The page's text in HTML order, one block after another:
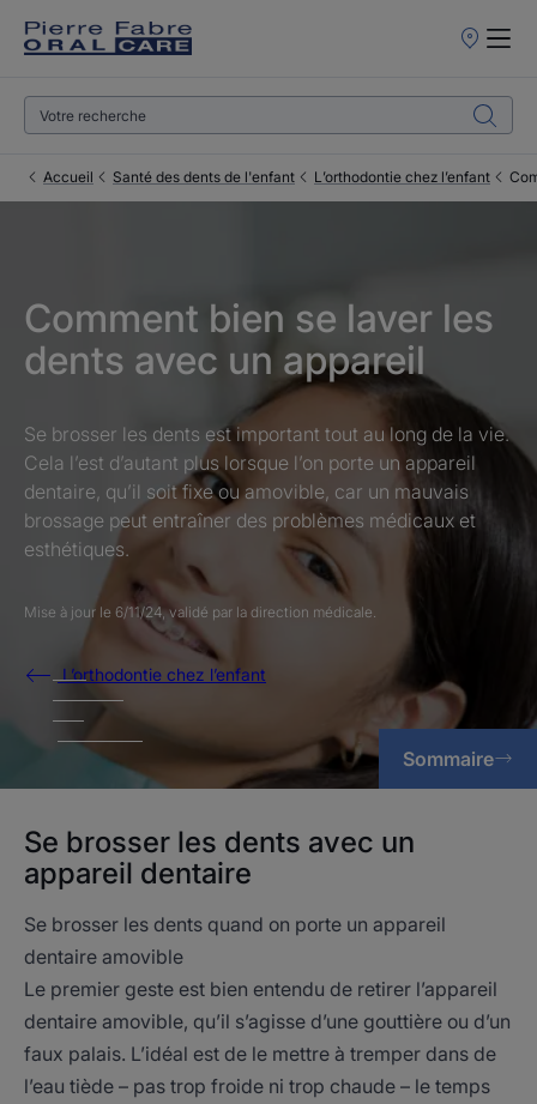
Points
Accueil Santé des dents de l'enfant L’orthodontie chez l’enfant
Comment bien se laver les
dents avec un appareil
Se brosser les dents est important tout au long de la vie.
Cela l’est d’autant plus lorsque l’on porte un appareil
dentaire, qu’il soit fixe ou amovible, car un mauvais
brossage peut entraîner des problèmes médicaux et
esthétiques.
Mise à jour le 6/11/24, validé par la direction médicale.
L’orthodontie chez l’enfant
Sommaire
Se brosser les dents avec un
appareil dentaire
Se brosser les dents quand on porte un appareil
dentaire amovible
Le premier geste est bien entendu de retirer l’appareil
dentaire amovible, qu’il s’agisse d’une gouttière ou d’un
faux palais. L’idéal est de le mettre à tremper dans de
l’eau tiède – pas trop froide ni trop chaude – le temps